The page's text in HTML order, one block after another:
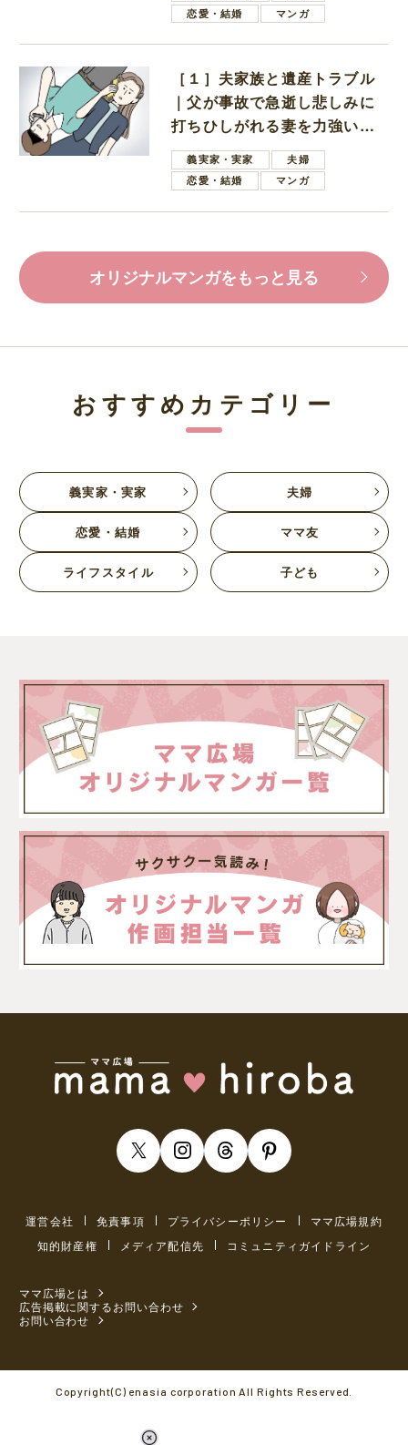
恋愛・結婚
マンガ
［１］夫家族と遺産トラブル
｜父が事故で急逝し悲しみに
打ちひしがれる妻を力強い言
葉で励ます夫
義実家・実家
夫婦
恋愛・結婚
マンガ
オリジナルマンガをもっと見る
おすすめカテゴリー
義実家・実家 夫婦
恋愛・結婚 ママ友
ライフスタイル 子ども
運営会社 免責事項 プライバシーポリシー
ママ広場規約
知的財産権
メディア配信先 コミュニティガイドライン
ママ広場とは
広告掲載に関するお問い合わせ
お問い合わせ
Copyright(C) enasia corporation All Rights Reserved.